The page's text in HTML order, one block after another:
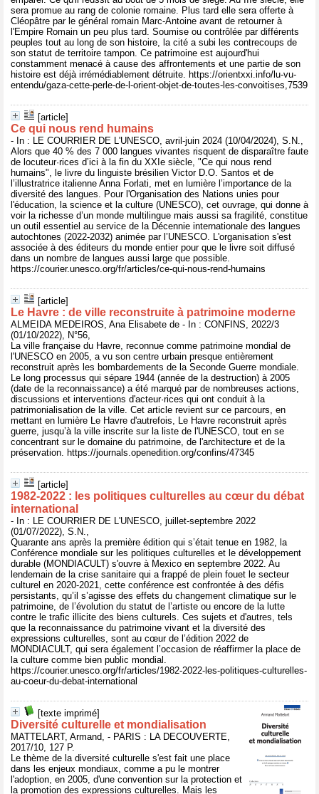
sera promue au rang de colonie romaine. Plus tard elle sera offerte à
Cléopâtre par le général romain Marc-Antoine avant de retourner à
l'Empire Romain un peu plus tard. Soumise ou contrôlée par différents
peuples tout au long de son histoire, la cité a subi les contrecoups de
son statut de territoire tampon. Ce patrimoine est aujourd'hui
constamment menacé à cause des affrontements et une partie de son
histoire est déjà irrémédiablement détruite. https://orientxxi.info/lu-vu-
entendu/gaza-cette-perle-de-l-orient-objet-de-toutes-les-convoitises,7539
[article]
Ce qui nous rend humains
- In : LE COURRIER DE L'UNESCO, avril-juin 2024 (10/04/2024), S.N.,
Alors que 40 % des 7 000 langues vivantes risquent de disparaître faute
de locuteur·rices d’ici à la fin du XXIe siècle, "Ce qui nous rend
humains", le livre du linguiste brésilien Victor D.O. Santos et de
l’illustratrice italienne Anna Forlati, met en lumière l’importance de la
diversité des langues. Pour l'Organisation des Nations unies pour
l'éducation, la science et la culture (UNESCO), cet ouvrage, qui donne à
voir la richesse d’un monde multilingue mais aussi sa fragilité, constitue
un outil essentiel au service de la Décennie internationale des langues
autochtones (2022-2032) animée par l’UNESCO. L'organisation s'est
associée à des éditeurs du monde entier pour que le livre soit diffusé
dans un nombre de langues aussi large que possible.
https://courier.unesco.org/fr/articles/ce-qui-nous-rend-humains
[article]
Le Havre : de ville reconstruite à patrimoine moderne
ALMEIDA MEDEIROS, Ana Elisabete de - In : CONFINS, 2022/3
(01/10/2022), N°56,
La ville française du Havre, reconnue comme patrimoine mondial de
l'UNESCO en 2005, a vu son centre urbain presque entièrement
reconstruit après les bombardements de la Seconde Guerre mondiale.
Le long processus qui sépare 1944 (année de la destruction) à 2005
(date de la reconnaissance) a été marqué par de nombreuses actions,
discussions et interventions d'acteur·rices qui ont conduit à la
patrimonialisation de la ville. Cet article revient sur ce parcours, en
mettant en lumière Le Havre d'autrefois, Le Havre reconstruit après
guerre, jusqu’à la ville inscrite sur la liste de l'UNESCO, tout en se
concentrant sur le domaine du patrimoine, de l'architecture et de la
préservation. https://journals.openedition.org/confins/47345
[article]
1982-2022 : les politiques culturelles au cœur du débat
international
- In : LE COURRIER DE L'UNESCO, juillet-septembre 2022
(01/07/2022), S.N.,
Quarante ans après la première édition qui s’était tenue en 1982, la
Conférence mondiale sur les politiques culturelles et le développement
durable (MONDIACULT) s'ouvre à Mexico en septembre 2022. Au
lendemain de la crise sanitaire qui a frappé de plein fouet le secteur
culturel en 2020-2021, cette conférence est confrontée à des défis
persistants, qu’il s’agisse des effets du changement climatique sur le
patrimoine, de l’évolution du statut de l’artiste ou encore de la lutte
contre le trafic illicite des biens culturels. Ces sujets et d'autres, tels
que la reconnaissance du patrimoine vivant et la diversité des
expressions culturelles, sont au cœur de l’édition 2022 de
MONDIACULT, qui sera également l’occasion de réaffirmer la place de
la culture comme bien public mondial.
https://courier.unesco.org/fr/articles/1982-2022-les-politiques-culturelles-
au-coeur-du-debat-international
[texte imprimé]
Diversité culturelle et mondialisation
MATTELART, Armand, - PARIS : LA DECOUVERTE,
2017/10, 127 P.
Le thème de la diversité culturelle s'est fait une place
dans les enjeux mondiaux, comme a pu le montrer
l'adoption, en 2005, d'une convention sur la protection et
la promotion des expressions culturelles. Mais les